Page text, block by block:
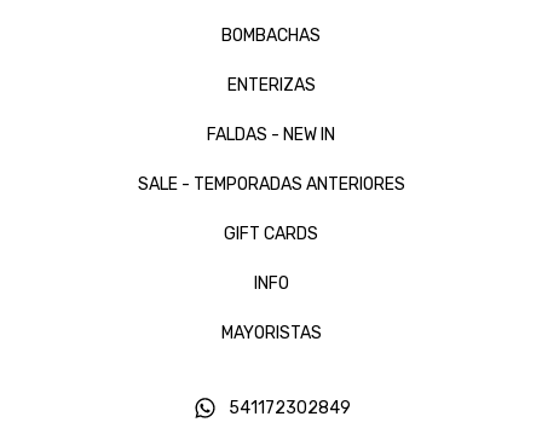
BOMBACHAS
ENTERIZAS
FALDAS - NEW IN
SALE - TEMPORADAS ANTERIORES
GIFT CARDS
INFO
MAYORISTAS
541172302849